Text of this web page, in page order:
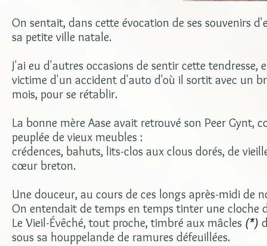
On sentait, dans cette évocation de ses souvenirs
sa petite ville natale.
J'ai eu d'autres occasions de sentir cette
victime d'un accident d'auto d'où il sortit avec un
mois, pour se rétablir.
La bonne mère Aase avait retrouvé son Peer Gynt,
peuplée de vieux meubles :
crédences, bahuts, lits-clos aux clous dorés, de
cœur breton.
Une douceur, au cours de ces longs après-midi de
On entendait de temps en temps tinter une cloche
Le Vieil-Évêché, tout proche, timbré aux mâcles (*)
sous sa houppelande de ramures défeuillées.